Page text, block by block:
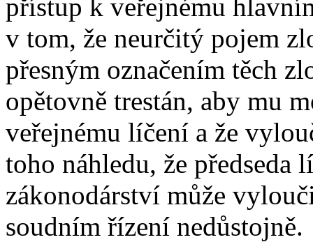
přístup k veřejnému
v tom, že neurčitý pojem
přesným označením těch
opětovně trestán, aby mu
veřejnému líčení a že
toho náhledu, že předseda
zákonodárství může
soudním řízení nedůstojně.